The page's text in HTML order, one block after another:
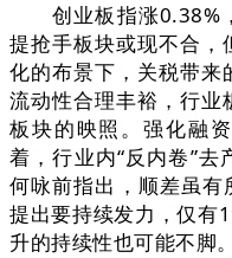
创业板指涨0.38%
提抢手板块或现不合，
化的布景下，关税带来
流动性合理丰裕，行业
板块的映照。强化融
着，行业内“反内卷”去
何咏前指出，顺差虽
提出要持续发力，仅有
升的持续性也可能不脚。